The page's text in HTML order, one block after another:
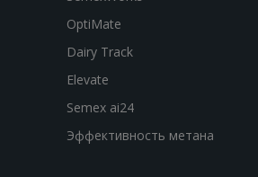
OptiMate
Dairy Track
Elevate
Semex ai24
Эффективность метана